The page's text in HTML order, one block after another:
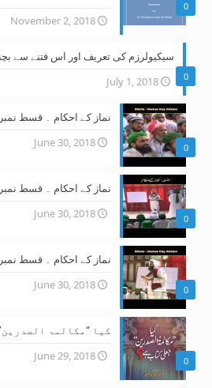
0
November 2, 2018
0
سیکیولرزم کی تعریف اور اس فتنے سے
July 1, 2018
0
نماز کے احکام ۔ قسط نمبر ۴
June 30, 2018
0
نماز کے احکام ۔ قسط نمبر ۳
June 30, 2018
0
نماز کے احکام ۔ قسط نمبر ۲
June 30, 2018
0
کیا “مکالمۃ
June 29, 2018